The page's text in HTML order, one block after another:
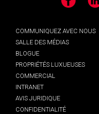
Facebook
COMMUNIQUEZ AVEC NOUS
SALLE DES MÉDIAS
BLOGUE
PROPRIÉTÉS LUXUEUSES
COMMERCIAL
INTRANET
AVIS JURIDIQUE
CONFIDENTIALITÉ